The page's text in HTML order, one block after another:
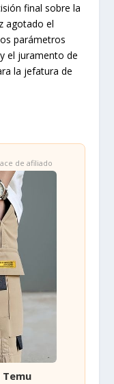
final sobre la
agotado el
parámetros
el juramento de
la jefatura de
de afiliado
Temu